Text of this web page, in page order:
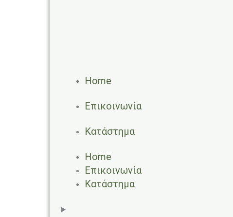
Home
Επικοινωνία
Κατάστημα
Home
Επικοινωνία
Κατάστημα